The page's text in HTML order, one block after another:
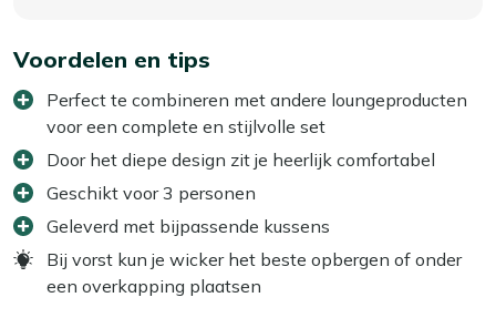
Voordelen en tips
Perfect te combineren met andere loungeproducten
voor een complete en stijlvolle set
Door het diepe design zit je heerlijk comfortabel
Geschikt voor 3 personen
Geleverd met bijpassende kussens
Bij vorst kun je wicker het beste opbergen of onder
een overkapping plaatsen